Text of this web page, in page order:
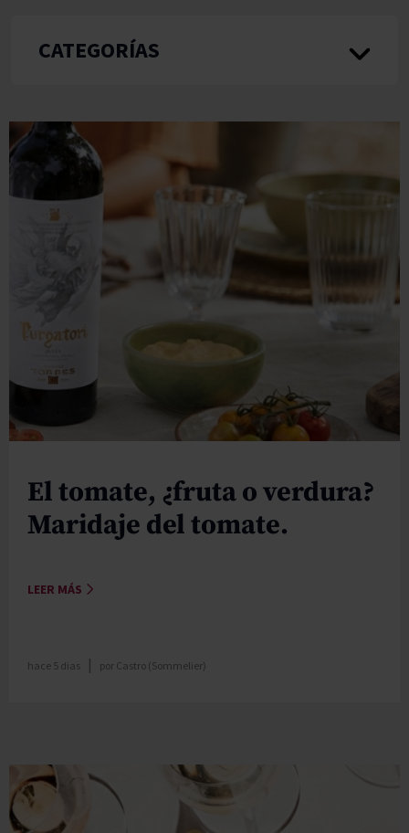
El tomate, ¿fruta o verdura?
Maridaje del tomate.
LEER MÁS
hace 5 dias | por Castro (Sommelier)
CATEGORÍAS
ACTUALIDAD
COCTELERÍA
LIFESTYLE
GASTRONOMÍA
VINOS
ENVEJECIMIENTO